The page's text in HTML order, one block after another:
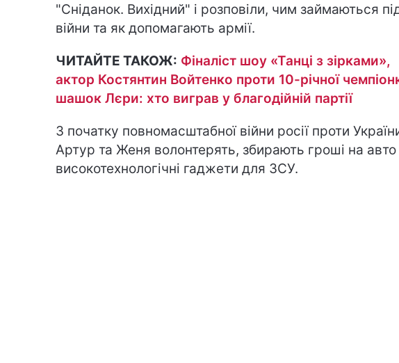
"Сніданок. Вихідний" і розповіли, чим займаються
війни та як допомагають армії.
ЧИТАЙТЕ ТАКОЖ: Фіналіст шоу «Танці з зірками»,
актор Костянтин Войтенко проти 10-річної
шашок Лєри: хто виграв у благодійній партії
З початку повномасштабної війни росії проти
Артур та Женя волонтерять, збирають гроші на авто
високотехнологічні гаджети для ЗСУ.